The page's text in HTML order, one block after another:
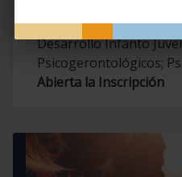
Contemporáneas;
Desarrollo Infanto
Psicogerontológicos;
Abierta la Inscripción